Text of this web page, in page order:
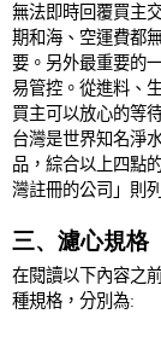
無法即時回覆買主
期和海、空運費都
要。另外最重要的
易管控。從進料、
買主可以放心的等
台灣是世界知名淨
品，綜合以上四點
灣註冊的公司」則
三、濾心規格
在閱讀以下內容之
種規格，分別為: